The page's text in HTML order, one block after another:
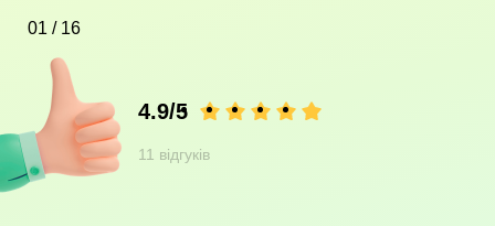
01 / 16
4.9/5
11 відгуків